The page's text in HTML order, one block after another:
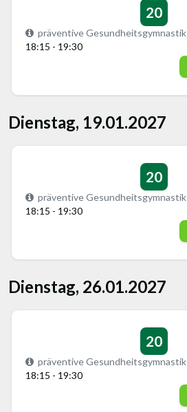
20
präventive Gesundheitsgymnastik
18:15 - 19:30
Dienstag, 19.01.2027
20
präventive Gesundheitsgymnastik
18:15 - 19:30
Dienstag, 26.01.2027
20
präventive Gesundheitsgymnastik
18:15 - 19:30